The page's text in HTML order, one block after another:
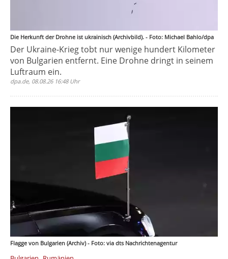
Die Herkunft der Drohne ist ukrainisch (Archivbild). - Foto: Michael Bahlo/dpa
Der Ukraine-Krieg tobt nur wenige hundert Kilometer
von Bulgarien entfernt. Eine Drohne dringt in seinem
Luftraum ein.
dpa.de, 08.08.26 16:48 Uhr
Flagge von Bulgarien (Archiv) - Foto: via dts Nachrichtenagentur